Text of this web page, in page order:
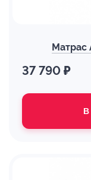
Матрас
37 790 ₽
В